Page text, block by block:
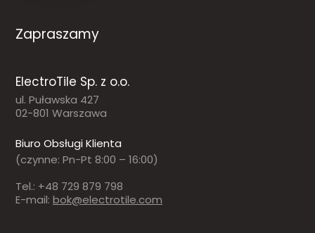
Zapraszamy
ElectroTile Sp. z o.o.
ul. Puławska 427
02-801 Warszawa
Biuro Obsługi Klienta
(czynne: Pn-Pt 8:00 – 16:00)
Tel.: +48 729 879 798
E-mail: bok@electrotile.com